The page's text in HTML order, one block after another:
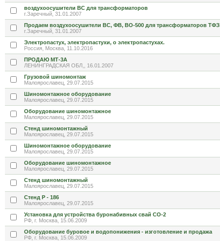
воздухоосушители ВС для трансформаторов
г.Заречный, 31.01.2007
Продаем воздухоосушители ВС, ФВ, ВО-500 для трансформаторов
г.Заречный, 31.01.2007
Электропастух, электропастухи, о электропастухах.
Россия, Москва, 11.10.2016
ПРОДАЮ МТ-3А
ЛЕНИНГРАДСКАЯ ОБЛ,, 16.01.2007
Грузовой шиномонтаж
Малоярославец, 29.07.2015
Шиномонтажное оборудование
Малоярославец, 29.07.2015
Оборудование шиномонтажное
Малоярославец, 29.07.2015
Стенд шиномонтажный
Малоярославец, 29.07.2015
Шиномонтажное оборудование
Малоярославец, 29.07.2015
Оборудование шиномонтажное
Малоярославец, 29.07.2015
Стенд шиномонтажный
Малоярославец, 29.07.2015
Стенд Р - 186
Малоярославец, 29.07.2015
Установка для устройства буронабивных свай СО-2
РФ, г. Москва, 15.06.2009
Оборудование буровое и водопонижения - изготовление и продажа
РФ, г. Москва, 15.06.2009